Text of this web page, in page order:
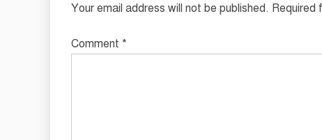
Your email address will not be published. Required
Comment *